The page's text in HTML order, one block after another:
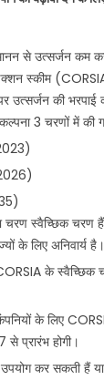
से उत्सर्जन कम
स्कीम
उत्सर्जन की भरपाई
3 चरणों में की
चरण स्वैच्छिक चरण
के लिए अनिवार्य है।
के स्वैच्छिक
के लिए
प्रारंभ होगी।
उपयोग कर सकती हैं